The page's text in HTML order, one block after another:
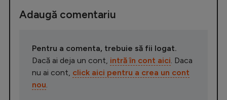
Adaugă comentariu
Pentru a comenta, trebuie să fii logat.
Dacă ai deja un cont, intră în cont aici . Daca
nu ai cont, click aici pentru a crea un cont
nou